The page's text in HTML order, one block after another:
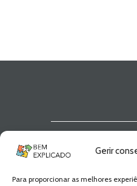
Gerir
Para proporcionar as melhores
Explicado
Fica a par de todas